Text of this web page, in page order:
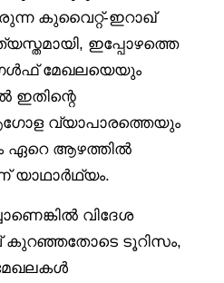
കുവൈറ്റ്-ഇറാഖ്
ഇപ്പോഴത്തെ
മേഖലയെയും
ഇതിന്റെ
വ്യാപാരത്തെയും
ഏറെ ആഴത്തിൽ
യാഥാർഥ്യം.
വിദേശ
ടൂറിസം,